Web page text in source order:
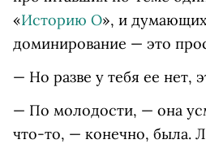
«Историю О», и
доминирование — это
— Но разве у тебя ее нет,
— По молодости, — она
что-то, — конечно, была.